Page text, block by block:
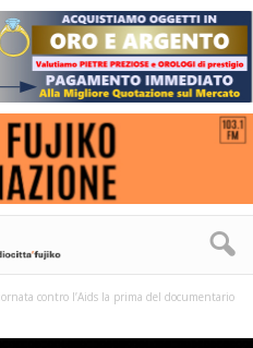
contro l’Aids la prima del documentario